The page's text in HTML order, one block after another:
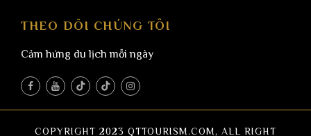
THEO DÕI CHÚNG TÔI
Cảm hứng du lịch mỗi ngày
COPYRIGHT 2023 QTTOURISM.COM, ALL RIGHT